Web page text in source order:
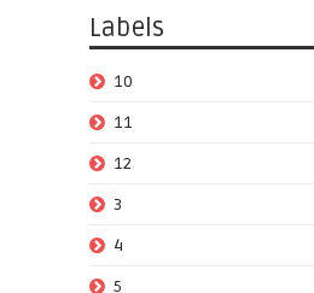
Labels
10
11
12
3
4
5